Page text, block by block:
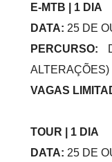
E-MTB | 1 DIA
DATA: 25 DE
PERCURSO:
ALTERAÇÕES)
VAGAS
TOUR | 1 DIA
DATA: 25 DE